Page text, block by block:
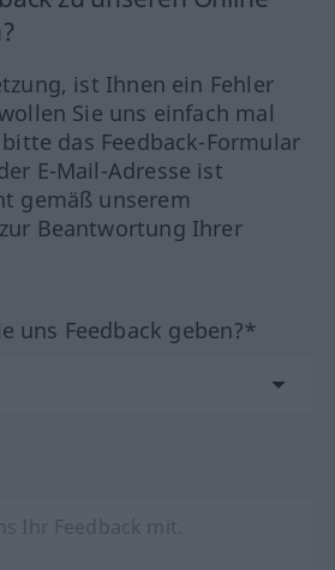
ist Ihnen ein Fehler
Sie uns einfach mal
das Feedback-Formular
E-Mail-Adresse ist
gemäß unserem
Beantwortung Ihrer
uns Feedback geben?*